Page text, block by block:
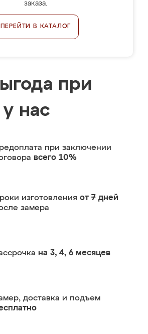
заказа.
ПЕРЕЙТИ В КАТАЛОГ
при
у нас
при заключении
всего 10%
изготовления от 7 дней
замера
на 3, 4, 6 месяцев
доставка и подъем